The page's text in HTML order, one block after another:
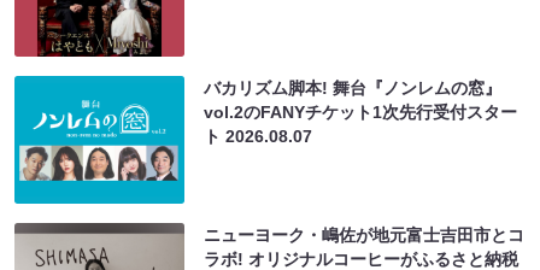
バカリズム脚本! 舞台『ノンレムの窓』
vol.2のFANYチケット1次先行受付スター
ト2026.08.07
ニューヨーク・嶋佐が地元富士吉田市とコ
ラボ! オリジナルコーヒーがふるさと納税